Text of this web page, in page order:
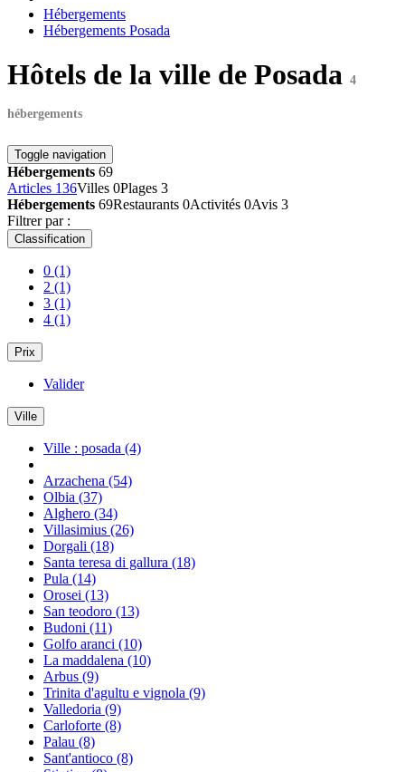
Hébergements
Hébergements Posada
Hôtels de la ville de Posada 4
hébergements
Toggle navigation
Hébergements 69
Articles 136Villes 0Plages 3
Hébergements 69Restaurants 0Activités 0Avis 3
Filtrer par :
Classification
0 (1)
2 (1)
3 (1)
4 (1)
Prix
Valider
Ville
Ville : posada (4)
Arzachena (54)
Olbia (37)
Alghero (34)
Villasimius (26)
Dorgali (18)
Santa teresa di gallura (18)
Pula (14)
Orosei (13)
San teodoro (13)
Budoni (11)
Golfo aranci (10)
La maddalena (10)
Arbus (9)
Trinita d'agultu e vignola (9)
Valledoria (9)
Carloforte (8)
Palau (8)
Sant'antioco (8)